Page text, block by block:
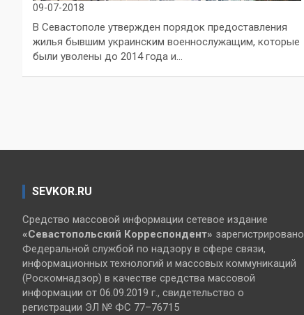
09-07-2018
В Севастополе утвержден порядок предоставления
жилья бывшим украинским военнослужащим, которые
были уволены до 2014 года и…
SEVKOR.RU
Средство массовой информации сетевое издание
«Севастопольский Корреспондент» зарегистрировано
Федеральной службой по надзору в сфере связи,
информационных технологий и массовых коммуникаций
(Роскомнадзор) в качестве средства массовой
информации от 06.09.2019 г., свидетельство о
регистрации ЭЛ № ФС 77–76715